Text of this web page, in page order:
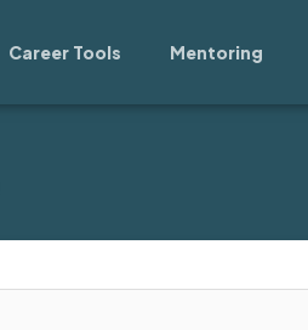
Career Tools Mentoring